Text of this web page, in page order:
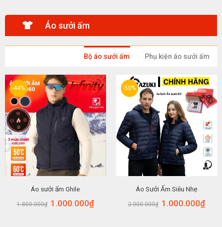
Áo sưởi ấm
Bộ áo sưởi ấm Phụ kiện áo sưởi ấm
-44%
Áo sưởi ấm Ghile
1.800.000₫ 1.000.000₫
-50%
Áo Sưởi Ấm Siêu Nhẹ
2.000.000₫ 1.000.000₫